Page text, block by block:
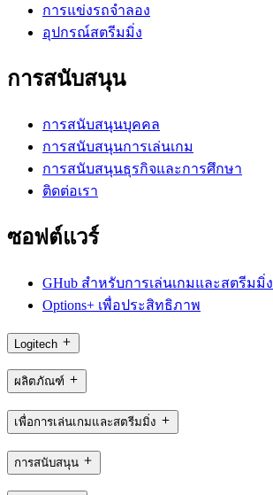
การแข่งรถจำลอง
อุปกรณ์สตรีมมิ่ง
การสนับสนุน
การสนับสนุนบุคคล
การสนับสนุนการเล่นเกม
การสนับสนุนธุรกิจและการศึกษา
ติดต่อเรา
ซอฟต์แวร์
GHub สำหรับการเล่นเกมและสตรีมมิ่ง
Options+ เพื่อประสิทธิภาพ
Logitech
ผลิตภัณฑ์
เพื่อการเล่นเกมและสตรีมมิ่ง
การสนับสนุน